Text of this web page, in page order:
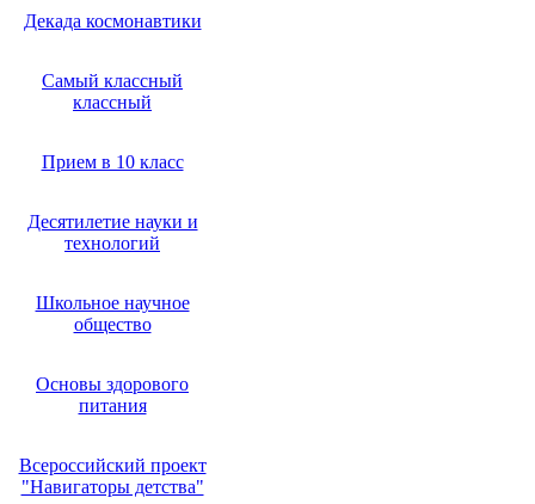
Декада космонавтики
Самый классный
классный
Прием в 10 класс
Десятилетие науки и
технологий
Школьное научное
общество
Основы здорового
питания
Всероссийский проект
"Навигаторы детства"